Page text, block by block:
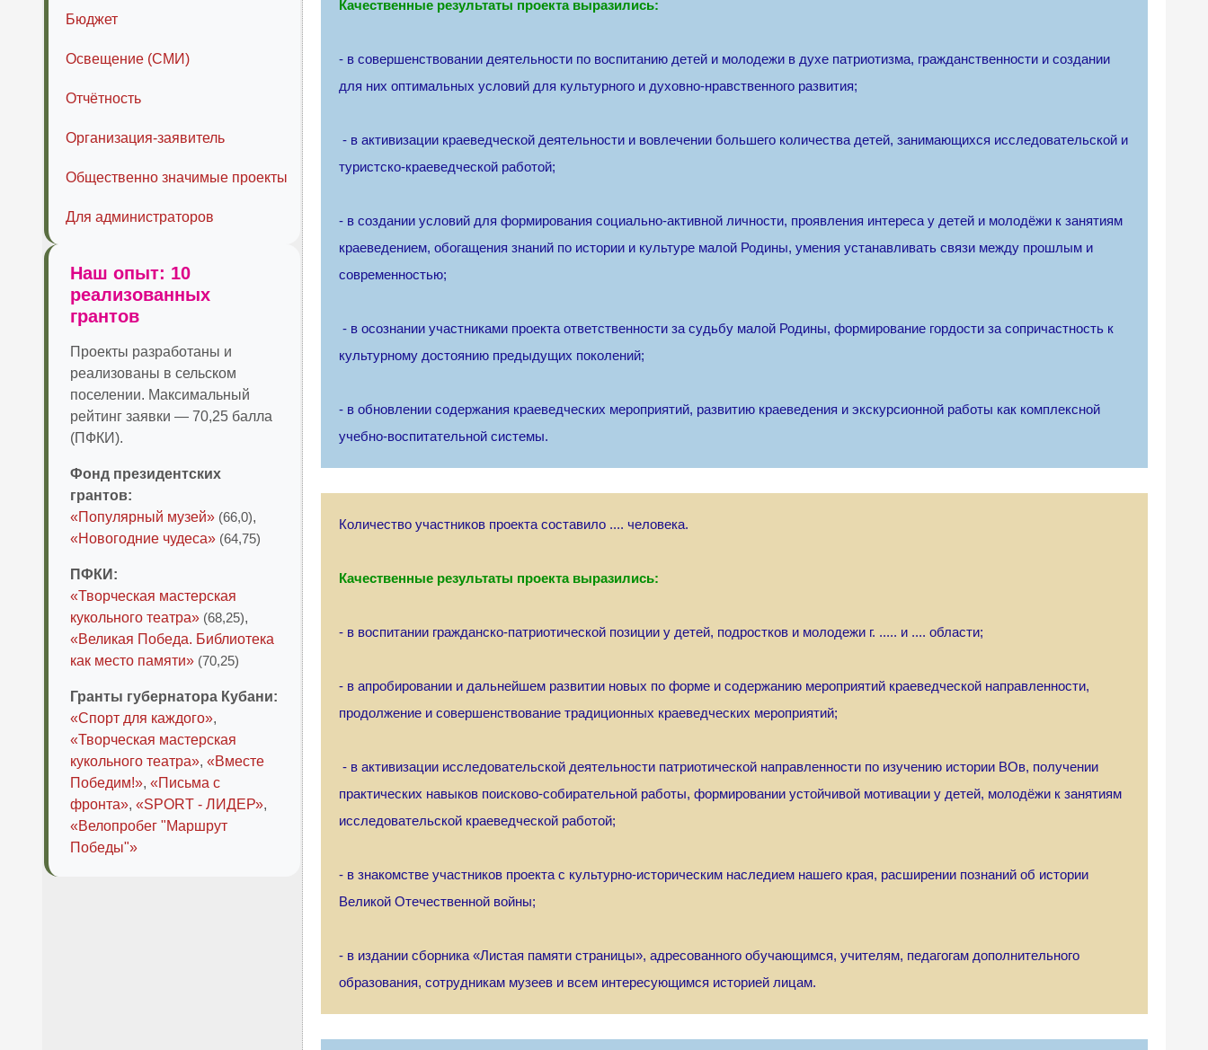
Бюджет
Освещение (СМИ)
Отчётность
Организация-заявитель
Общественно значимые проекты
Для администраторов
Наш опыт: 10
реализованных
грантов
Проекты разработаны и
реализованы в сельском
поселении. Максимальный
рейтинг заявки — 70,25 балла
(ПФКИ).
Фонд президентских
грантов:
«Популярный музей» (66,0),
«Новогодние чудеса» (64,75)
ПФКИ:
«Творческая мастерская
кукольного театра» (68,25),
«Великая Победа. Библиотека
как место памяти» (70,25)
Гранты губернатора Кубани:
«Спорт для каждого»,
«Творческая мастерская
кукольного театра», «Вместе
Победим!», «Письма с
фронта», «SPORT - ЛИДЕР»,
«Велопробег "Маршрут
Победы"»
Качественные результаты проекта выразились:
- в совершенствовании деятельности по воспитанию детей и молодежи в духе патриотизма, гражданственности и создании
для них оптимальных условий для культурного и духовно-нравственного развития;
- в активизации краеведческой деятельности и вовлечении большего количества детей, занимающихся исследовательской и
туристско-краеведческой работой;
- в создании условий для формирования социально-активной личности, проявления интереса у детей и молодёжи к занятиям
краеведением, обогащения знаний по истории и культуре малой Родины, умения устанавливать связи между прошлым и
современностью;
- в осознании участниками проекта ответственности за судьбу малой Родины, формирование гордости за сопричастность к
культурному достоянию предыдущих поколений;
- в обновлении содержания краеведческих мероприятий, развитию краеведения и экскурсионной работы как комплексной
учебно-воспитательной системы.
Количество участников проекта составило .... человека.
Качественные результаты проекта выразились:
- в воспитании гражданско-патриотической позиции у детей, подростков и молодежи г. ..... и .... области;
- в апробировании и дальнейшем развитии новых по форме и содержанию мероприятий краеведческой направленности,
продолжение и совершенствование традиционных краеведческих мероприятий;
- в активизации исследовательской деятельности патриотической направленности по изучению истории ВОв, получении
практических навыков поисково-собирательной работы, формировании устойчивой мотивации у детей, молодёжи к занятиям
исследовательской краеведческой работой;
- в знакомстве участников проекта с культурно-историческим наследием нашего края, расширении познаний об истории
Великой Отечественной войны;
- в издании сборника «Листая памяти страницы», адресованного обучающимся, учителям, педагогам дополнительного
образования, сотрудникам музеев и всем интересующимся историей лицам.